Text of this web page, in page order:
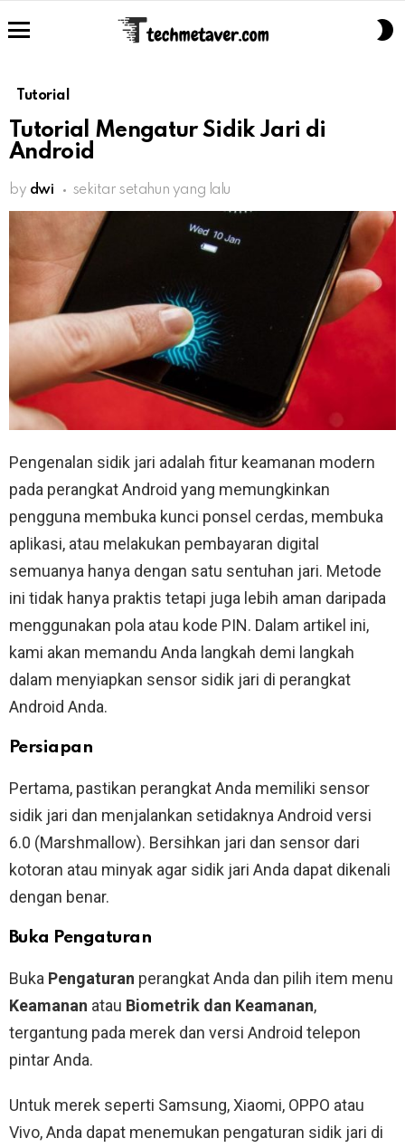
Tutorial
Tutorial Mengatur Sidik Jari di
Android
by dwi sekitar setahun yang lalu
Pengenalan sidik jari adalah fitur keamanan modern
pada perangkat Android yang memungkinkan
pengguna membuka kunci ponsel cerdas, membuka
aplikasi, atau melakukan pembayaran digital
semuanya hanya dengan satu sentuhan jari. Metode
ini tidak hanya praktis tetapi juga lebih aman daripada
menggunakan pola atau kode PIN. Dalam artikel ini,
kami akan memandu Anda langkah demi langkah
dalam menyiapkan sensor sidik jari di perangkat
Android Anda.
Persiapan
Pertama, pastikan perangkat Anda memiliki sensor
sidik jari dan menjalankan setidaknya Android versi
6.0 (Marshmallow). Bersihkan jari dan sensor dari
kotoran atau minyak agar sidik jari Anda dapat dikenali
dengan benar.
Buka Pengaturan
Buka Pengaturan perangkat Anda dan pilih item menu
Keamanan atau Biometrik dan Keamanan,
tergantung pada merek dan versi Android telepon
pintar Anda.
Untuk merek seperti Samsung, Xiaomi, OPPO atau
Vivo, Anda dapat menemukan pengaturan sidik jari di